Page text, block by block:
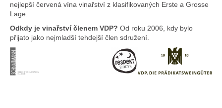
nejlepší červená vína vinařství z klasifikovaných Erste a Grosse
Lage.
Odkdy je vinařství členem VDP? Od roku 2006, kdy bylo
přijato jako nejmladší tehdejší člen sdružení.